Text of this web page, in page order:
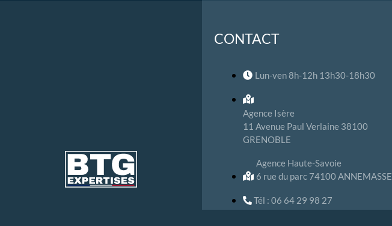
CONTACT
Lun-ven 8h-12h 13h30-18h30
Agence Isère
11 Avenue Paul Verlaine 38100
GRENOBLE
Agence Haute-Savoie
6 rue du parc 74100 ANNEMASSE
Tél : 06 64 29 98 27